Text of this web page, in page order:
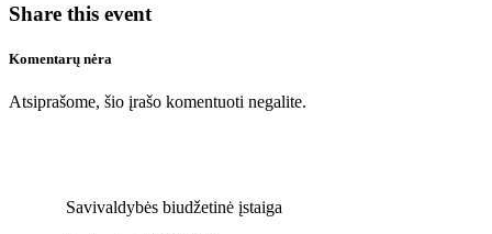
Share this event
Komentarų nėra
Atsiprašome, šio įrašo komentuoti negalite.
Savivaldybės biudžetinė įstaiga